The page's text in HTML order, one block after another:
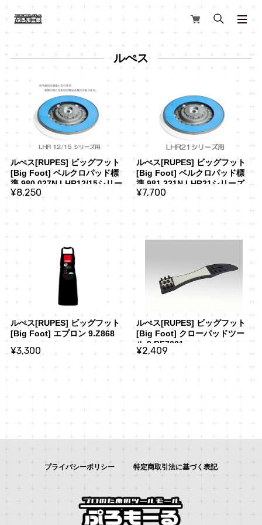
ルぺス
ルぺス[RUPES] ビッグフット
[Big Foot] ベルクロパッド標
準 980.027N LHR12/15シリー
ズ用
¥8,250
ルぺス[RUPES] ビッグフット
[Big Foot] ベルクロパッド標
準 981.321N LHR21シリーズ
用
¥7,700
ルぺス[RUPES] ビッグフット
[Big Foot] エプロン 9.Z868
¥3,300
ルぺス[RUPES] ビッグフット
[Big Foot] クローパッドツー
ル 9.BF7001
¥2,409
プライバシーポリシー 特定商取引法に基づく表記